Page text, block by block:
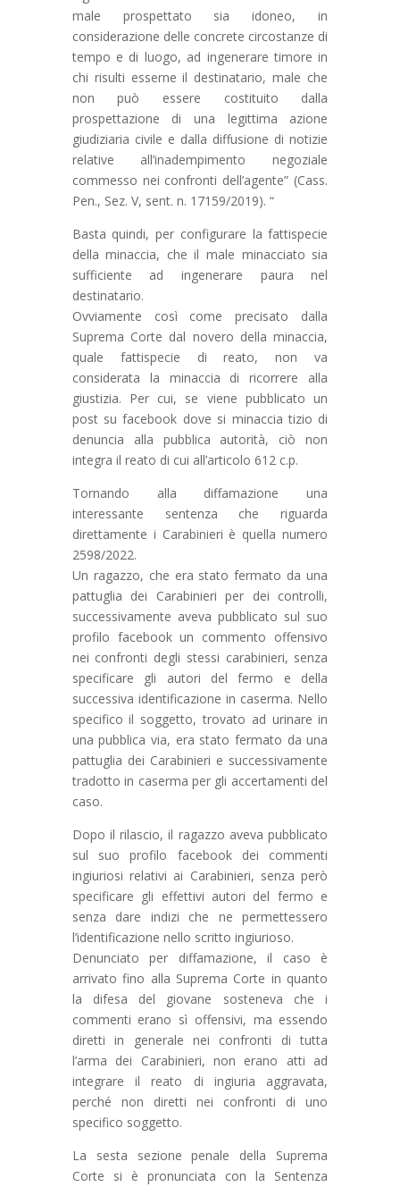
male prospettato sia idoneo, in
considerazione delle concrete circostanze di
tempo e di luogo, ad ingenerare timore in
chi risulti esserne il destinatario, male che
non può essere costituito dalla
prospettazione di una legittima azione
giudiziaria civile e dalla diffusione di notizie
relative all’inadempimento negoziale
commesso nei confronti dell’agente” (Cass.
Pen., Sez. V, sent. n. 17159/2019). “
Basta quindi, per configurare la fattispecie
della minaccia, che il male minacciato sia
sufficiente ad ingenerare paura nel
destinatario.
Ovviamente così come precisato dalla
Suprema Corte dal novero della minaccia,
quale fattispecie di reato, non va
considerata la minaccia di ricorrere alla
giustizia. Per cui, se viene pubblicato un
post su facebook dove si minaccia tizio di
denuncia alla pubblica autorità, ciò non
integra il reato di cui all’articolo 612 c.p.
Tornando alla diffamazione una
interessante sentenza che riguarda
direttamente i Carabinieri è quella numero
2598/2022.
Un ragazzo, che era stato fermato da una
pattuglia dei Carabinieri per dei controlli,
successivamente aveva pubblicato sul suo
profilo facebook un commento offensivo
nei confronti degli stessi carabinieri, senza
specificare gli autori del fermo e della
successiva identificazione in caserma. Nello
specifico il soggetto, trovato ad urinare in
una pubblica via, era stato fermato da una
pattuglia dei Carabinieri e successivamente
tradotto in caserma per gli accertamenti del
caso.
Dopo il rilascio, il ragazzo aveva pubblicato
sul suo profilo facebook dei commenti
ingiuriosi relativi ai Carabinieri, senza però
specificare gli effettivi autori del fermo e
senza dare indizi che ne permettessero
l’identificazione nello scritto ingiurioso.
Denunciato per diffamazione, il caso è
arrivato fino alla Suprema Corte in quanto
la difesa del giovane sosteneva che i
commenti erano sì offensivi, ma essendo
diretti in generale nei confronti di tutta
l’arma dei Carabinieri, non erano atti ad
integrare il reato di ingiuria aggravata,
perché non diretti nei confronti di uno
specifico soggetto.
La sesta sezione penale della Suprema
Corte si è pronunciata con la Sentenza